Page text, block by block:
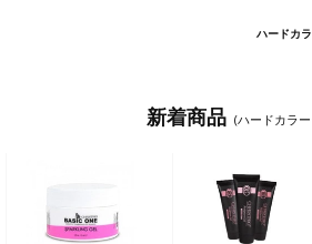
ハードカ
新着商品 (ハードカラ